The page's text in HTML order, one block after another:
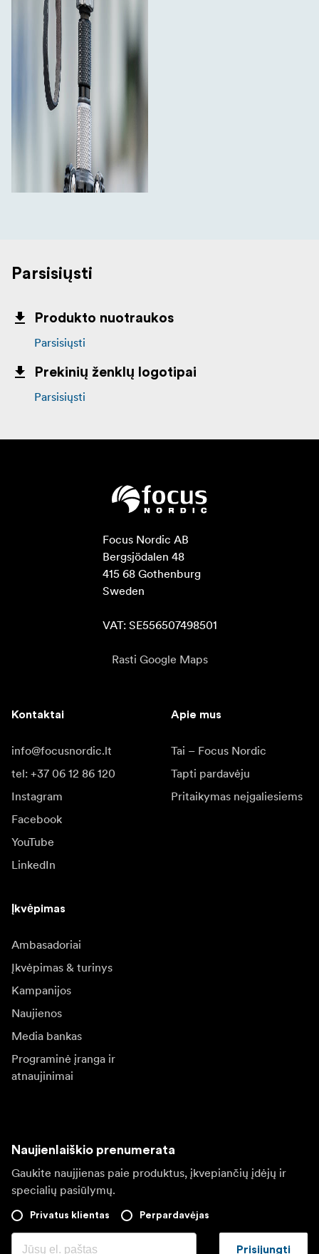
Parsisiųsti
Produkto nuotraukos
Parsisiųsti
Prekinių ženklų logotipai
Parsisiųsti
Focus Nordic AB
Bergsjödalen 48
415 68 Gothenburg
Sweden
VAT: SE556507498501
Rasti Google Maps
Kontaktai
info@focusnordic.lt
tel: +37 06 12 86 120
Instagram
Facebook
YouTube
LinkedIn
Apie mus
Tai – Focus Nordic
Tapti pardavėju
Pritaikymas neįgaliesiems
Įkvėpimas
Ambasadoriai
Įkvėpimas & turinys
Kampanijos
Naujienos
Media bankas
Programinė įranga ir
atnaujinimai
Naujienlaiškio prenumerata
Gaukite naujjienas paie produktus, įkvepiančių įdėjų ir
specialių pasiūlymų.
Privatus klientas Perpardavėjas
Prisijungti